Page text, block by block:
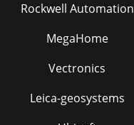
Rockwell Automation
MegaHome
Vectronics
Leica-geosystems